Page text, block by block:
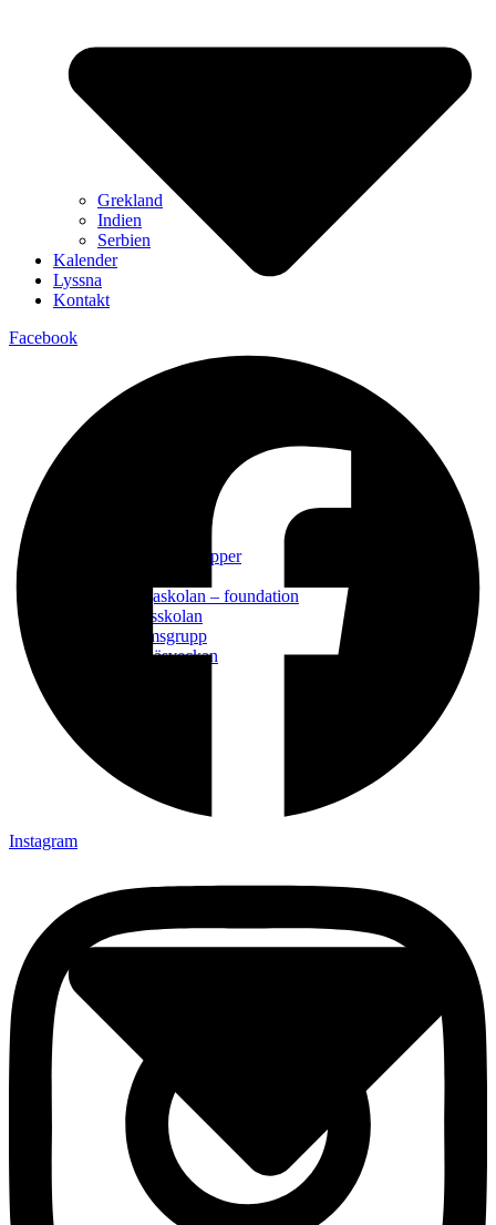
Gemenskapsgrupper
Lärjungaskolan – foundation
Söndagsskolan
Ungdomsgrupp
Björkenäsveckan
Grekland
Indien
Serbien
Kalender
Lyssna
Kontakt
Facebook
Instagram